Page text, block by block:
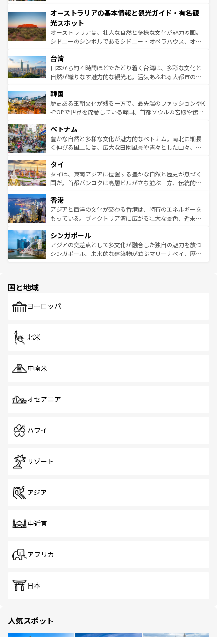
部のニューオーリンズでは、音楽と美食が融合した独特の
文化が魅力。旅行者はアメリカの各地域で異なる魅力を楽
しみながら、その多様性と豊かな歴史を感じることができ
るだろう。車でのロードトリップや列車の旅も、アメリカ
情報は
ワイ島は見逃せない。また、定番の観光地といえばオアフ
島だが、静かな自然を求めるならマウイ島やカウアイ島が
おすすめ。エメラルドグリーンに輝く海をはじめ、豊かな
文化や歴史が息づいている。「アロハスピリット」と呼ば
人々、おいしいローカルフードやハワイアンミュージッ
ク、伝統的なフラダンスなど、すべてがハワイの魅力を彩
っている。訪れるたびに新しい発見と感動が待っているハ
はコンテンツ一覧
オーストラリアの基本情報と観光ガイド・有名観
光スポット
オーストラリアは、壮大な自然と多様な文化が魅力の国。
シドニーのシンボルであるシドニー・オペラハウス、オー
リアリーフや大陸中央部にそびえるウルル（エアーズロッ
ク）、タスマニアの美しい原生林やケアンズの熱帯雨林な
ど、見どころがたくさん。また、カフェやワイン、オージ
いる。アクティビティも充実しており、サーフィンやダイ
ビング、ハイキングなど、アウトドア好きにはたまらな
い。オーストラリアの多彩な魅力を存分に味わいつくそ
参照してほしい。
台湾
日本から約４時間ほどでたどり着く台湾は、多彩な文化と
自然が織りなす魅力的な観光地。活気あふれる大都市の台
ン）、静ひつな山岳地帯である台湾東部など、都市の喧騒
と山間の静けさが共存しており、訪れる人に新しい発見と
驚きをもたらしてくれる。また、奥深い台湾の食文化も魅
容にもいいと評判のスイーツなど、バラエティ豊かな料理
が味わえる。 なお、新着の台湾情報は コンテンツ一覧を参
照してほしい。
韓国
歴史ある王朝文化が残る一方で、最先端のファッションやK
-POPで世界を席巻している韓国。首都ソウルの宮殿や伝統
き、地方に足を延ばせば四季折々の自然美を楽しむことが
できる。そして、キムチや焼肉、絶品のストリートフード
まで、さまざまな韓国料理が待っている。夜には、韓国な
リティに包まれながら、韓国の多彩な魅力を心ゆくまで味
わってみてほしい。 なお、新着の韓国情報はコンテンツ一
覧を参照してほしい。
ベトナム
豊かな自然と多様な文化が魅力的なベトナム。南北に細長
く伸びる国土には、広大な田園風景や青々とした山々、世
急速な発展と共に伝統が息づく。ハノイの古い町並みやホ
ーチミン市のフランス統治時代の建物も、独特の雰囲気を
醸し出している。また、バラエティの豊かさとおいしさで
とつ。フォーやバインミー、ベトナムコーヒーなどは、ぜ
ひ現地で味わいたい。どの地域を訪れてもあたたかい人々
が旅行者を迎えてくれるので、きっと忘れられない旅にな
参照してほしい。
タイ
タイは、東南アジアに位置する豊かな自然と歴史が息づく
国だ。首都バンコクは高層ビルが立ち並ぶ一方、伝統的な
の活気が交差している。北部ではチェンマイなどの山岳地
帯で自然と触れ合い、南部ではプーケットやクラビの美し
いビーチでリゾート気分を楽しむことができる。タイ料理
激する。気候は一年中温暖で、どの季節にも異なる楽しみ
が待っている。親しみやすいタイの人々、仏教を中心とし
た文化、そして多様な観光資源が、訪れる旅人を魅了し続
香港
アジアと西洋の文化が交わる香港は、特有のエネルギーを
もっている。ヴィクトリア湾に広がる壮大な景色、近未来
み、どこを訪れても感動するはず。観光スポットが密集し
ており、効率よく見どころを回れるのも魅力。息をのむよ
うな絶景から文化的な体験まで、香港を存分に楽しみ尽く
シンガポール
アジアの交差点として多文化が融合した独自の魅力を放つ
シンガポール。未来的な建築物が並ぶマリーナベイ、歴史
で、ホーカーズは地元の風情を楽しめる外せないスポット
国と地域
ヨーロッパ
北米
中南米
オセアニア
ハワイ
リゾート
アジア
中近東
アフリカ
日本
人気スポット